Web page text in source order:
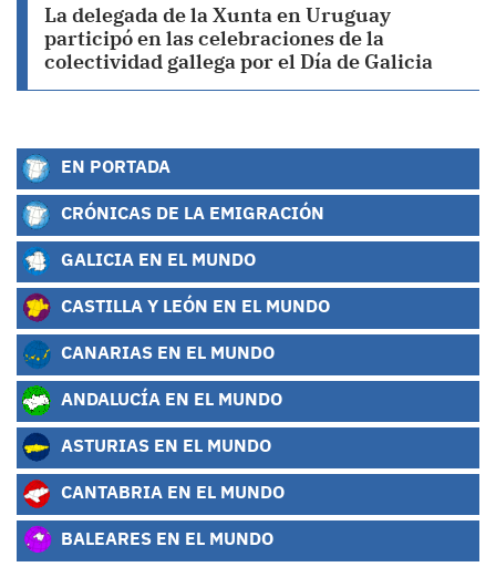
La delegada de la Xunta en Uruguay
participó en las celebraciones de la
colectividad gallega por el Día de Galicia
EN PORTADA
CRÓNICAS DE LA EMIGRACIÓN
GALICIA EN EL MUNDO
CASTILLA Y LEÓN EN EL MUNDO
CANARIAS EN EL MUNDO
ANDALUCÍA EN EL MUNDO
ASTURIAS EN EL MUNDO
CANTABRIA EN EL MUNDO
BALEARES EN EL MUNDO